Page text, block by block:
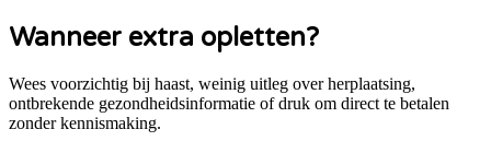
Wanneer extra opletten?
Wees voorzichtig bij haast, weinig uitleg over herplaatsing,
ontbrekende gezondheidsinformatie of druk om direct te betalen
zonder kennismaking.